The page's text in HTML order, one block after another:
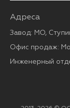
Адреса
Завод: МО,
Офис продаж:
Инженерный